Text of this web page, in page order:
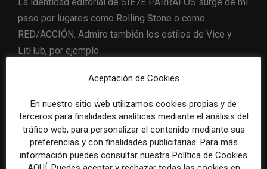
paso por lugares como Rolling Stone o como
RED/ACCIÓN. Admiro también los estilos de Vice y
LitHub, por ejemplo.
Aceptación de Cookies
En nuestro sitio web utilizamos cookies propias y de
terceros para finalidades analíticas mediante el análisis del
tráfico web, para personalizar el contenido mediante sus
preferencias y con finalidades publicitarias. Para más
información puedes consultar nuestra Política de Cookies